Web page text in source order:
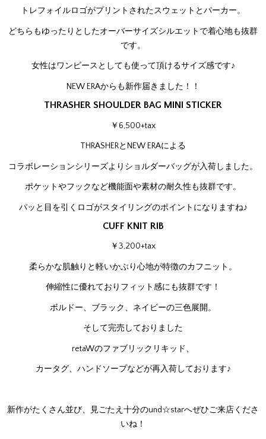
トレフォイルロゴがプリントされたスウェットとパーカー。
どちらもゆったりとしたオーバーサイズシルエットで着心地も抜群
です。
女性はワンピースとしても使って頂けるサイズ感です♪
NEW ERAからも新作届きました！！
THRASHER SHOULDER BAG MINI STICKER
￥6,500+tax
THRASHERとNEW ERAによる
コラボレーションシリーズよりショルダーバッグが入荷しました。
ポケットやフックなど機能面や素材の耐久性も抜群です。
パッと目を引くロゴがスタイリングのポイントになりますね♪
CUFF KNIT RIB
￥3,200+tax
柔らかな肌触りと軽いかぶり心地が特徴のカフニット。
伸縮性に優れておりフィット感にも抜群です！
ボルドー、ブラック、ネイビーの三色展開。
そして完売しておりました
retaWのファブリックリキッド、
カータグ、ハンドソープなどが再入荷しております♪
新作がたくさん並び、見ごたえ十分のund☆starへぜひご来店くださ
いね！